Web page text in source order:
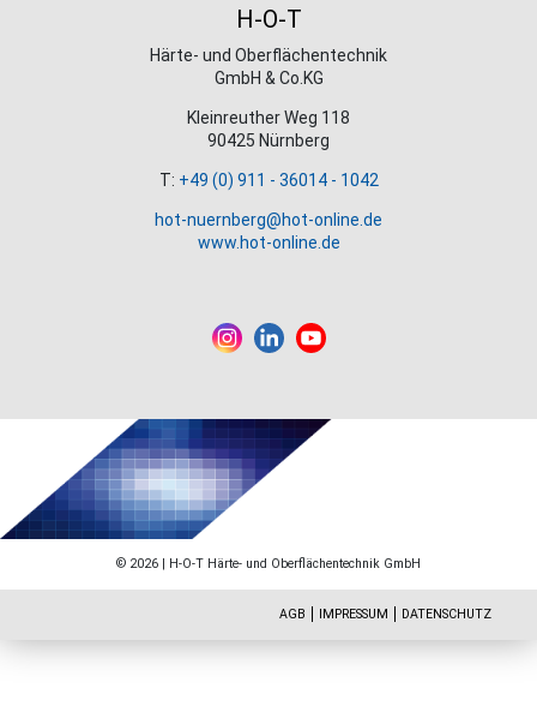
H-O-T
Härte- und Oberflächentechnik
GmbH & Co.KG
Kleinreuther Weg 118
90425 Nürnberg
T: +49 (0) 911 - 36014 - 1042
hot-nuernberg@hot-online.de
www.hot-online.de
© 2026 | H-O-T Härte- und Oberflächentechnik GmbH
AGB IMPRESSUM DATENSCHUTZ